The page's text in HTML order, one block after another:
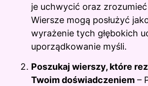
je uchwycić oraz zrozumieć
Wiersze mogą posłużyć
wyrażenie tych głębokich
uporządkowanie myśli.
Poszukaj wierszy, które
Twoim doświadczeniem –